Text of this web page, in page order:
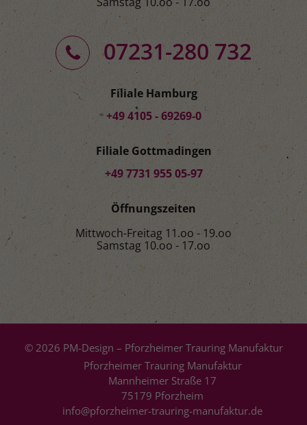
07231-280 732
Filiale Hamburg
+49 4105 - 69269-0
Filiale Gottmadingen
+49 7731 955 05-97
Öffnungszeiten
Mittwoch-Freitag 11.oo - 19.oo
Samstag 10.oo - 17.oo
© 2026 PM-Design – Pforzheimer Trauring Manufaktur
Pforzheimer Trauring Manufaktur
Mannheimer Straße 17
75179 Pforzheim
info@pforzheimer-trauring-manufaktur.de